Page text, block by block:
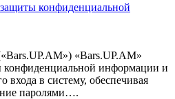
конфиденциальной
«Bars.UP.AM»
конфиденциальной информации и
входа в систему, обеспечивая
паролями….